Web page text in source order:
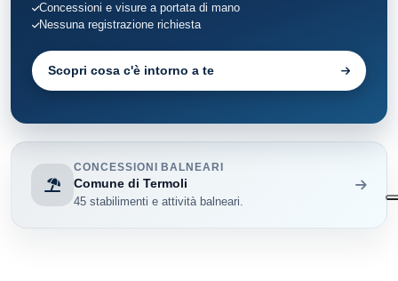
Concessioni e visure a portata di mano
Nessuna registrazione richiesta
Scopri cosa c'è intorno a te
CONCESSIONI BALNEARI
Comune di Termoli
45 stabilimenti e attività balneari.